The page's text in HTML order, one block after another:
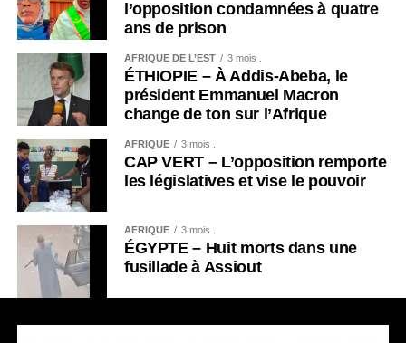
l’opposition condamnées à quatre
ans de prison
AFRIQUE DE L’EST 3 mois .
ÉTHIOPIE – À Addis-Abeba, le
président Emmanuel Macron
change de ton sur l’Afrique
AFRIQUE 3 mois .
CAP VERT – L’opposition remporte
les législatives et vise le pouvoir
AFRIQUE 3 mois .
ÉGYPTE – Huit morts dans une
fusillade à Assiout